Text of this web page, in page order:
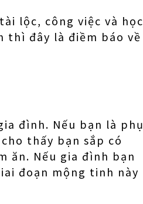
lộc, công việc và học
thì đây là điềm báo về
đình. Nếu bạn là phụ
thấy bạn sắp có
ăn. Nếu gia đình bạn
đoạn mộng tinh này